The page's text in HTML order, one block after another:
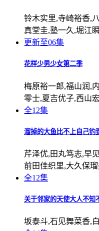
铃木实里,寺崎裕香,
真堂圭,塾一久,堀江
更新至06集
花样少男少女第二季
梅原裕一郎,福山润,
零士,夏吉优子,西山
全12集
溜掉的大鱼比不上自己钓
芹泽优,田丸笃志,早
前田佳织里,大久保
全12集
关于邻家的天使大人不知
坂泰斗,石见舞菜香,